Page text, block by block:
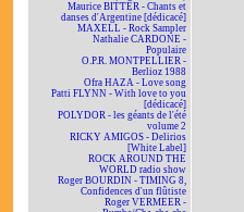
Maurice BITTER - Chants et
danses d'Argentine [dédicacé]
MAXELL - Rock Sampler
Nathalie CARDONE -
Populaire
O.P.R. MONTPELLIER -
Berlioz 1988
Ofra HAZA - Love song
Patti FLYNN - With love to you
[dédicacé]
POLYDOR - les géants de l'été
volume 2
RICKY AMIGOS - Delirios
[White Label]
ROCK AROUND THE
WORLD radio show
Roger BOURDIN - TIMING 8,
Confidences d'un flûtiste
Roger VERMEER -